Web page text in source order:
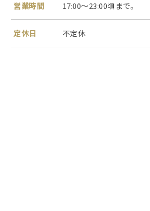
営業時間 17:00～23:00頃まで。
定休日 不定休